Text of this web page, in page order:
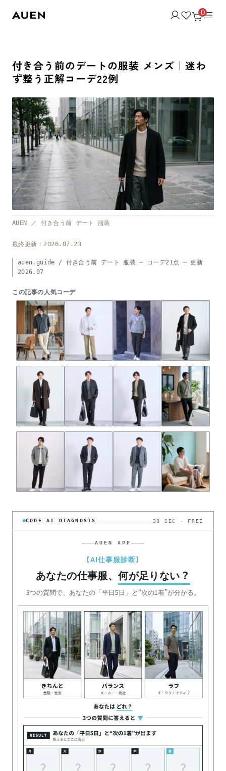
0
付き合う前のデートの服装 メンズ｜迷わ
ず整う正解コーデ22例
AUEN ／ 付き合う前 デート 服装
最終更新：2026.07.23
auen.guide / 付き合う前 デート 服装 ─ コーデ21点 ─ 更新
2026.07
この記事の人気コーデ
CODE AI DIAGNOSIS 30 SEC · FREE
AUEN APP
【AI仕事服診断】
あなたの仕事服、何が足りない？
3つの質問で、あなたの「平日5日」と“次の1着”が分かる。